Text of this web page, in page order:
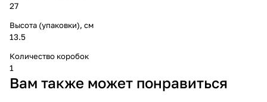
27
Высота (упаковки), см
13.5
Количество коробок
1
Вам также может понравиться